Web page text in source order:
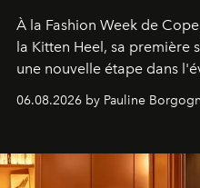
À la Fashion Week de
la Kitten Heel, sa première
une nouvelle étape dans
06.08.2026 by Pauline